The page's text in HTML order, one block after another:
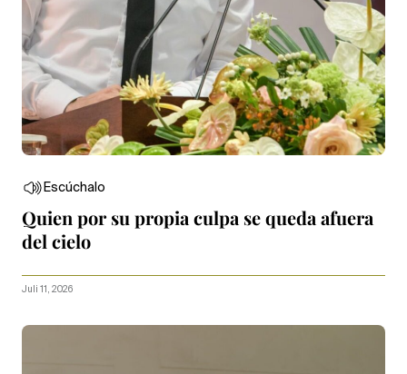
Escúchalo
Quien por su propia culpa se queda afuera
del cielo
Juli 11, 2026